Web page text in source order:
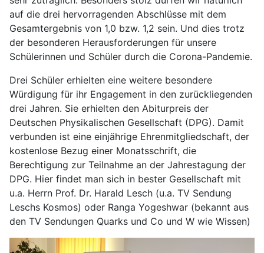
auf die drei hervorragenden Abschlüsse mit dem
Gesamtergebnis von 1,0 bzw. 1,2 sein. Und dies trotz
der besonderen Herausforderungen für unsere
Schülerinnen und Schüler durch die Corona-Pandemie.
Drei Schüler erhielten eine weitere besondere
Würdigung für ihr Engagement in den zurückliegenden
drei Jahren. Sie erhielten den Abiturpreis der
Deutschen Physikalischen Gesellschaft (DPG). Damit
verbunden ist eine einjährige Ehrenmitgliedschaft, der
kostenlose Bezug einer Monatsschrift, die
Berechtigung zur Teilnahme an der Jahrestagung der
DPG. Hier findet man sich in bester Gesellschaft mit
u.a. Herrn Prof. Dr. Harald Lesch (u.a. TV Sendung
Leschs Kosmos) oder Ranga Yogeshwar (bekannt aus
den TV Sendungen Quarks und Co und W wie Wissen)